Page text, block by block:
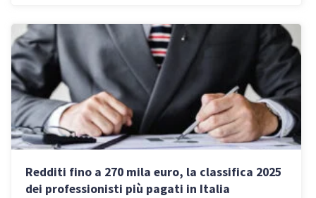
Redditi fino a 270 mila euro, la classifica 2025
dei professionisti più pagati in Italia